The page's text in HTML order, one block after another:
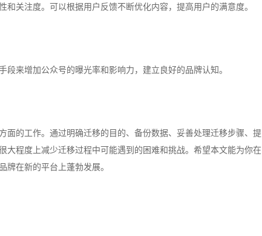
关注度。可以根据用户反馈不断优化内容，提高用户的满意度。
来增加公众号的曝光率和影响力，建立良好的品牌认知。
面的工作。通过明确迁移的目的、备份数据、妥善处理迁移步骤、提
大程度上减少迁移过程中可能遇到的困难和挑战。希望本文能为你在
牌在新的平台上蓬勃发展。